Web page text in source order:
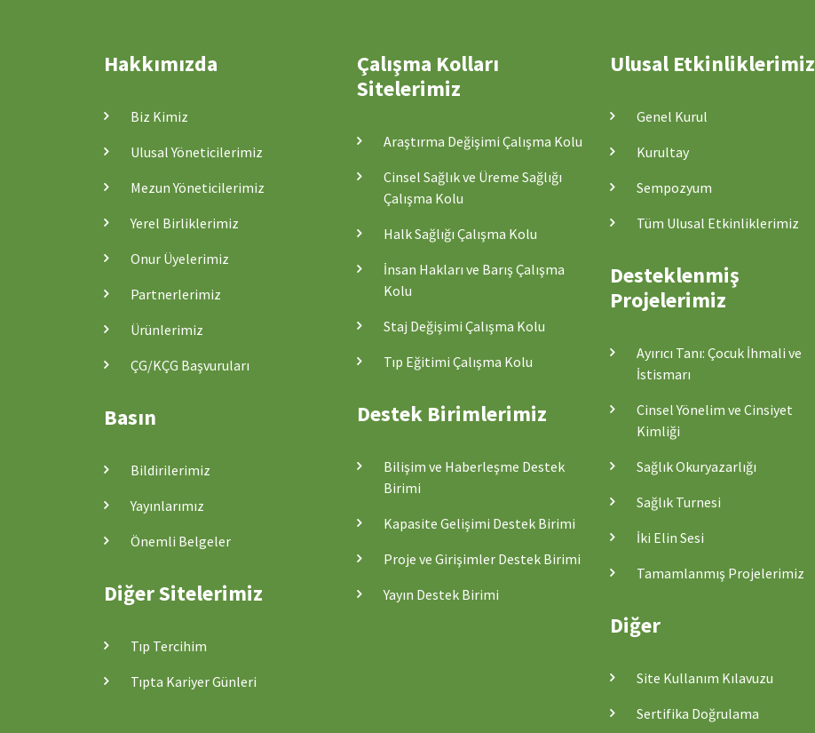
Hakkımızda
Biz Kimiz
Ulusal Yöneticilerimiz
Mezun Yöneticilerimiz
Yerel Birliklerimiz
Onur Üyelerimiz
Partnerlerimiz
Ürünlerimiz
ÇG/KÇG Başvuruları
Basın
Bildirilerimiz
Yayınlarımız
Önemli Belgeler
Diğer Sitelerimiz
Tıp Tercihim
Tıpta Kariyer Günleri
Çalışma Kolları
Sitelerimiz
Araştırma Değişimi Çalışma Kolu
Cinsel Sağlık ve Üreme Sağlığı
Çalışma Kolu
Halk Sağlığı Çalışma Kolu
İnsan Hakları ve Barış Çalışma
Kolu
Staj Değişimi Çalışma Kolu
Tıp Eğitimi Çalışma Kolu
Destek Birimlerimiz
Bilişim ve Haberleşme Destek
Birimi
Kapasite Gelişimi Destek Birimi
Proje ve Girişimler Destek Birimi
Yayın Destek Birimi
Ulusal Etkinliklerimiz
Genel Kurul
Kurultay
Sempozyum
Tüm Ulusal Etkinliklerimiz
Desteklenmiş
Projelerimiz
Ayırıcı Tanı: Çocuk İhmali ve
İstismarı
Cinsel Yönelim ve Cinsiyet
Kimliği
Sağlık Okuryazarlığı
Sağlık Turnesi
İki Elin Sesi
Tamamlanmış Projelerimiz
Diğer
Site Kullanım Kılavuzu
Sertifika Doğrulama